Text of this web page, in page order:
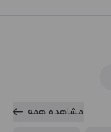
مشاهده همه